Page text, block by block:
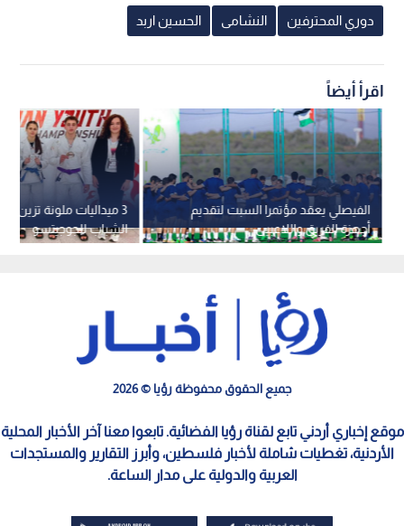
دوري المحترفين النشامى الحسين اربد
اقرأ أيضاً
3 ميداليات ملونة تزين
الشباب للجوجيتسو
الفيصلي يعقد مؤتمرا السبت لتقديم
أجهزة الفريق واللاعبين
جميع الحقوق محفوظة رؤيا © 2026
موقع إخباري أردني تابع لقناة رؤيا الفضائية. تابعوا معنا آخر الأخبار المحلية
الأردنية، تغطيات شاملة لأخبار فلسطين، وأبرز التقارير والمستجدات
العربية والدولية على مدار الساعة.